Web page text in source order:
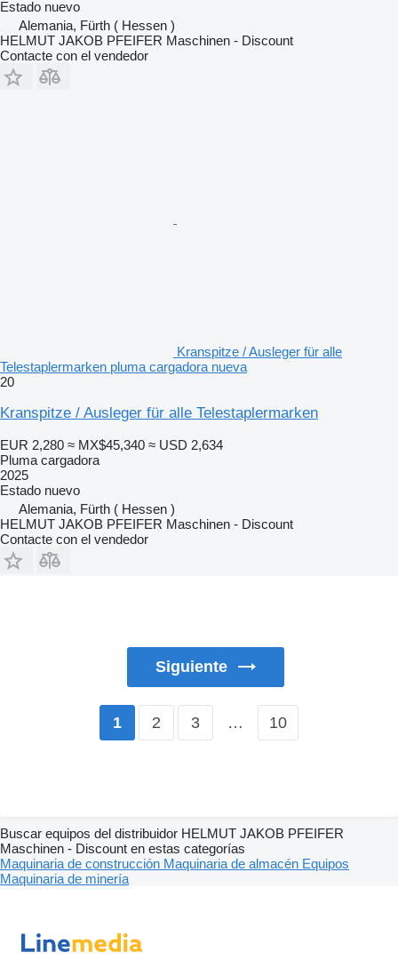
Estado nuevo
Alemania, Fürth ( Hessen )
HELMUT JAKOB PFEIFER Maschinen - Discount
Contacte con el vendedor
Kranspitze / Ausleger für alle
Telestaplermarken pluma cargadora nueva
20
Kranspitze / Ausleger für alle Telestaplermarken
EUR 2,280 ≈ MX$45,340 ≈ USD 2,634
Pluma cargadora
2025
Estado nuevo
Alemania, Fürth ( Hessen )
HELMUT JAKOB PFEIFER Maschinen - Discount
Contacte con el vendedor
Siguiente
1 2 3 … 10
Buscar equipos del distribuidor HELMUT JAKOB PFEIFER
Maschinen - Discount en estas categorías
Maquinaria de construcción Maquinaria de almacén Equipos
Maquinaria de minería